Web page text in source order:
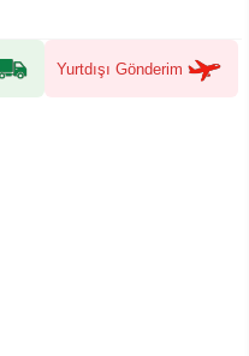
Yurtdışı Gönderim